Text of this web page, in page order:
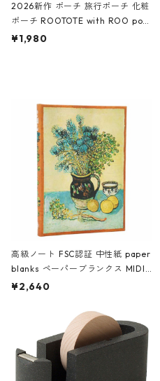
2026新作 ポーチ 旅行ポーチ 化粧
ポーチ ROOTOTE with ROO pou
ch 3532 ルートート WR.ポーチ.ラ
¥1,980
高級ノート FSC認証 中性紙 paper
blanks ペーパーブランクス MIDI
ハードカバー 罫線 ヴァン・ゴッホ
¥2,640